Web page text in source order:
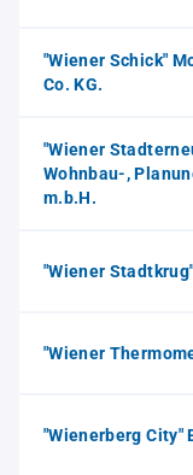
"Wiener Schick"
Co. KG.
"Wiener
Wohnbau-,
m.b.H.
"Wiener
"Wiener
"Wienerberg City"